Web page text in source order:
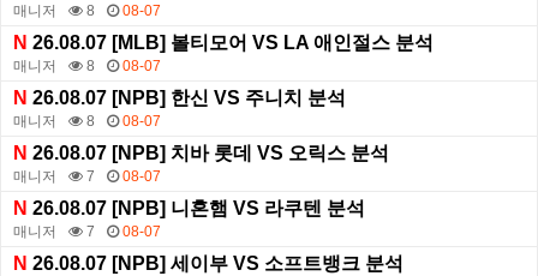
매니저 8 08-07
N 26.08.07 [MLB] 볼티모어 VS LA 애인절스 분석
매니저 8 08-07
N 26.08.07 [NPB] 한신 VS 주니치 분석
매니저 8 08-07
N 26.08.07 [NPB] 치바 롯데 VS 오릭스 분석
매니저 7 08-07
N 26.08.07 [NPB] 니혼햄 VS 라쿠텐 분석
매니저 7 08-07
N 26.08.07 [NPB] 세이부 VS 소프트뱅크 분석